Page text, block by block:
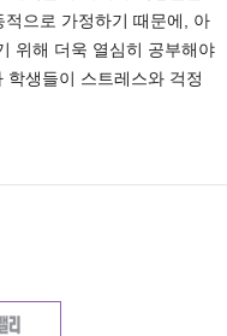
으로 가정하기 때문에, 아
위해 더욱 열심히 공부해야
생들이 스트레스와 걱정